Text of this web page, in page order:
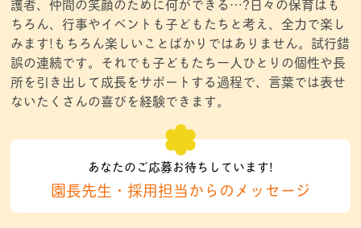
ちろん、行事やイベントも子どもたちと考え、全力で楽し
みます!もちろん楽しいことばかりではありません。試行錯
誤の連続です。それでも子どもたち一人ひとりの個性や長
所を引き出して成長をサポートする過程で、言葉では表せ
ないたくさんの喜びを経験できます。
あなたのご応募お待ちしています!
園長先生・採用担当からのメッセージ